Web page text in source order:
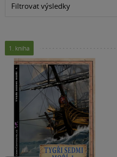
Filtrovat výsledky
1. kniha